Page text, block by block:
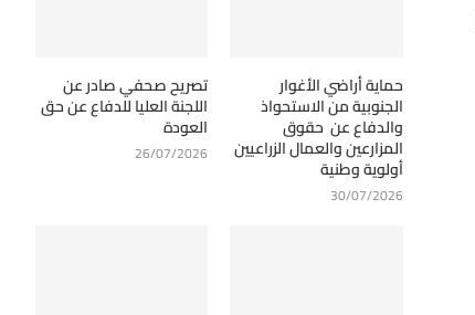
حماية أراضي الأغوار
الجنوبية من الاستحواذ
والدفاع عن حقوق
المزارعين والعمال الزراعيين
أولوية وطنية
30/07/2026
تصريح صحفي صادر عن
اللجنة العليا للدفاع عن حق
العودة
26/07/2026